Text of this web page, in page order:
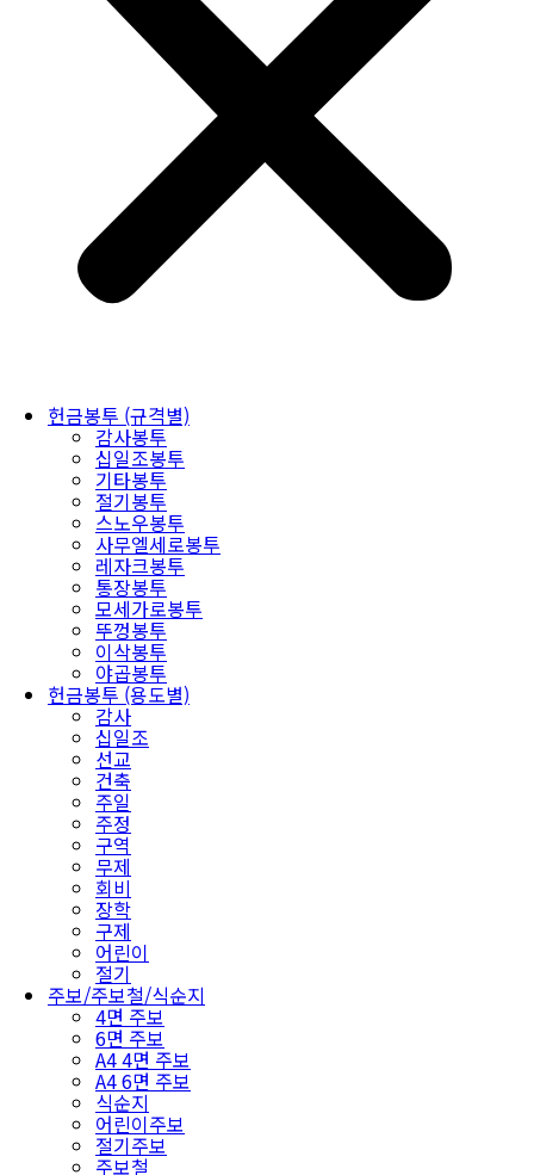
헌금봉투 (규격별)
감사봉투
십일조봉투
기타봉투
절기봉투
스노우봉투
사무엘세로봉투
레자크봉투
통장봉투
모세가로봉투
뚜껑봉투
이삭봉투
야곱봉투
헌금봉투 (용도별)
감사
십일조
선교
건축
주일
주정
구역
무제
회비
장학
구제
어린이
절기
주보/주보철/식순지
4면 주보
6면 주보
A4 4면 주보
A4 6면 주보
식순지
어린이주보
절기주보
주보철